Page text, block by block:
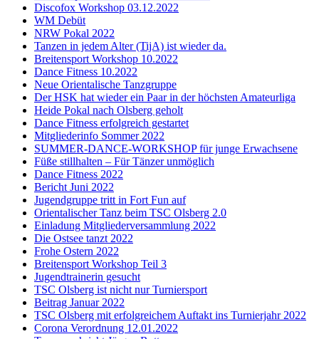
Discofox Workshop 03.12.2022
WM Debüt
NRW Pokal 2022
Tanzen in jedem Alter (TijA) ist wieder da.
Breitensport Workshop 10.2022
Dance Fitness 10.2022
Neue Orientalische Tanzgruppe
Der HSK hat wieder ein Paar in der höchsten Amateurliga
Heide Pokal nach Olsberg geholt
Dance Fitness erfolgreich gestartet
Mitgliederinfo Sommer 2022
SUMMER-DANCE-WORKSHOP für junge Erwachsene
Füße stillhalten – Für Tänzer unmöglich
Dance Fitness 2022
Bericht Juni 2022
Jugendgruppe tritt in Fort Fun auf
Orientalischer Tanz beim TSC Olsberg 2.0
Einladung Mitgliederversammlung 2022
Die Ostsee tanzt 2022
Frohe Ostern 2022
Breitensport Workshop Teil 3
Jugendtrainerin gesucht
TSC Olsberg ist nicht nur Turniersport
Beitrag Januar 2022
TSC Olsberg mit erfolgreichem Auftakt ins Turnierjahr 2022
Corona Verordnung 12.01.2022